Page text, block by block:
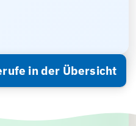
in der Übersicht